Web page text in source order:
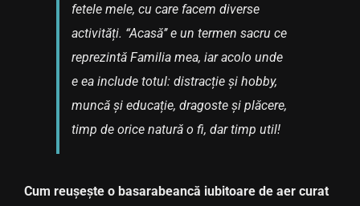
fetele mele, cu care facem diverse
activități. “Acasă’’ e un termen sacru ce
reprezintă Familia mea, iar acolo unde
e ea include totul: distracție și hobby,
muncă și educație, dragoste și plăcere,
timp de orice natură o fi, dar timp util!
Cum reușește o basarabeancă iubitoare de aer curat